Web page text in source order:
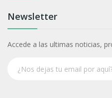
Newsletter
Accede a las ultimas noticias,